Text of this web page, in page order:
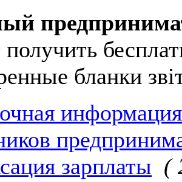
бланки
зарплаты (